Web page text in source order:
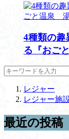
4種類の趣
る『おご
レジャー
レジャー施
最近の投稿